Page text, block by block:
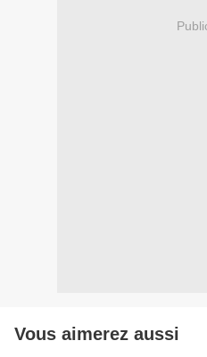
Vous aimerez aussi